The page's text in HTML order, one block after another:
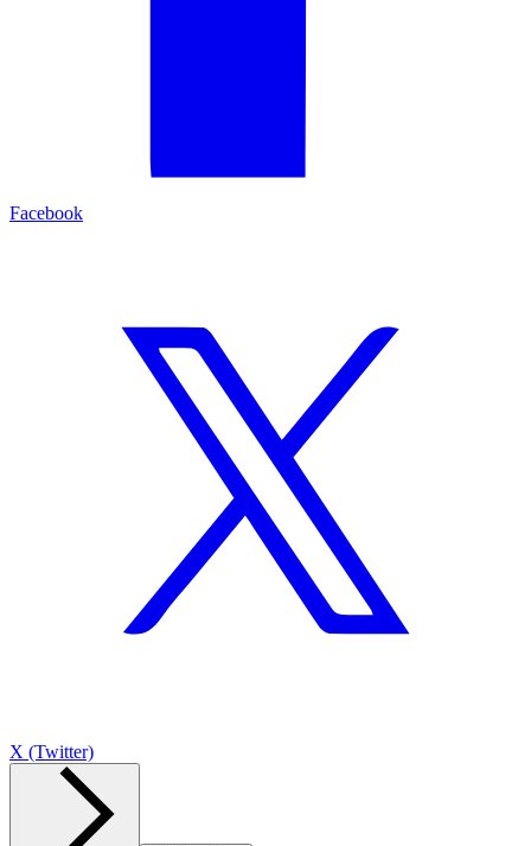
Facebook
X (Twitter)